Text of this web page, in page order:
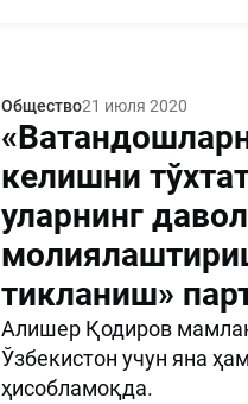
Общество21 июля 2020
келишни
уларнинг
тикланиш»
Алишер Қодиров
Ўзбекистон учун яна
ҳисобламоқда.